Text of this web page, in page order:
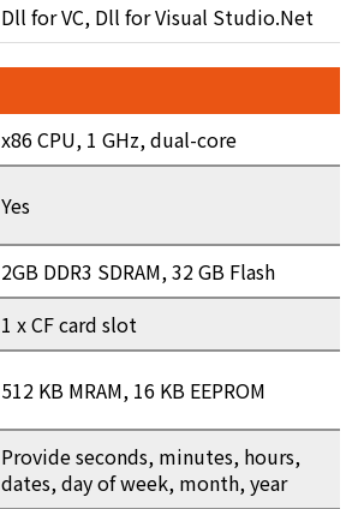
Dll for VC, Dll for Visual Studio.Net
x86 CPU, 1 GHz, dual-core
Yes
2GB DDR3 SDRAM, 32 GB Flash
1 x CF card slot
512 KB MRAM, 16 KB EEPROM
Provide seconds, minutes, hours,
dates, day of week, month, year